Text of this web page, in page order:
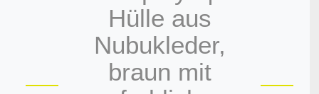
Hülle aus
Nubukleder,
braun mit